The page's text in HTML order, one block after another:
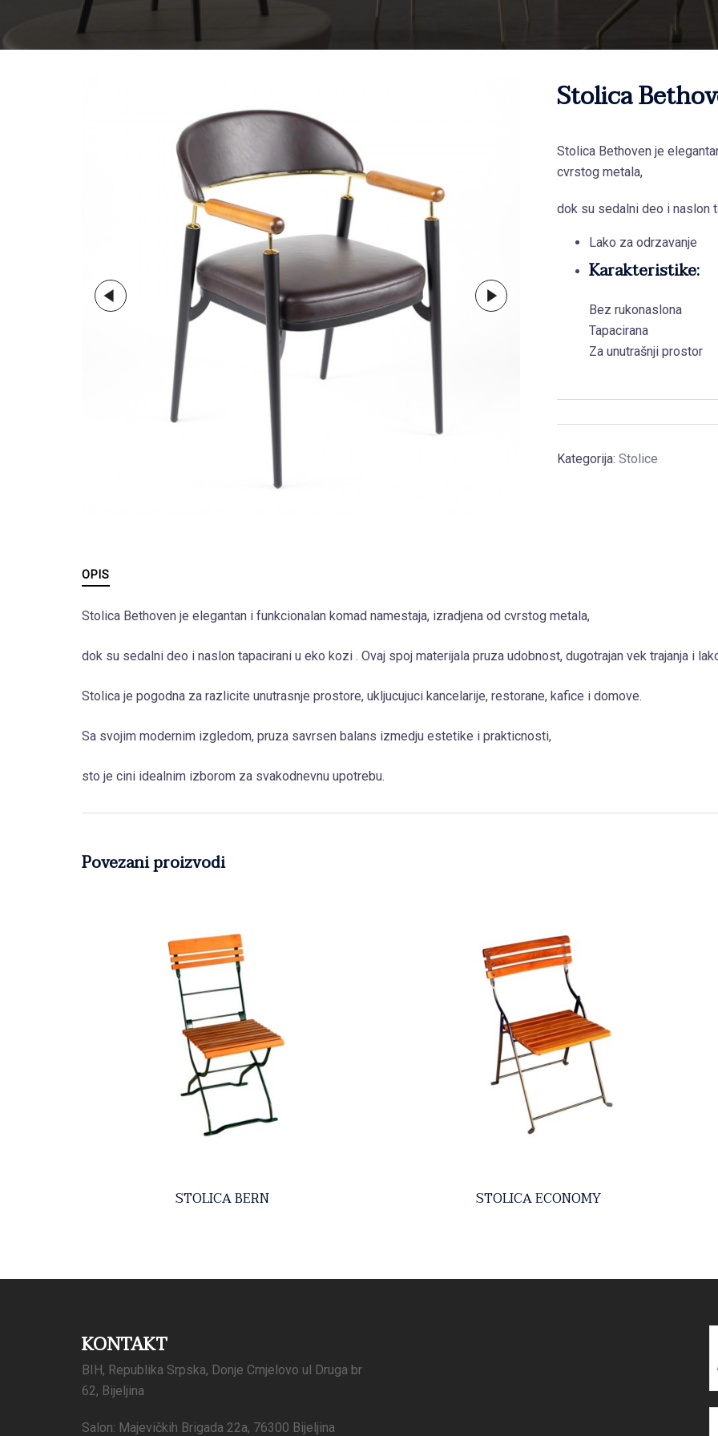
Stolica
Stolica Bethoven je
cvrstog metala,
dok su sedalni deo i naslon
Lako za odrzavanje
Karakteristike:
Bez rukonaslona
Tapacirana
Za unutrašnji prostor
Kategorija: Stolice
OPIS
Stolica Bethoven je elegantan i funkcionalan komad namestaja, izradjena od cvrstog metala,
dok su sedalni deo i naslon tapacirani u eko kozi . Ovaj spoj materijala pruza udobnost, dugotrajan vek trajanja i
Stolica je pogodna za razlicite unutrasnje prostore, ukljucujuci kancelarije, restorane, kafice i domove.
Sa svojim modernim izgledom, pruza savrsen balans izmedju estetike i prakticnosti,
sto je cini idealnim izborom za svakodnevnu upotrebu.
Povezani proizvodi
STOLICA BERN STOLICA ECONOMY
KONTAKT
BIH, Republika Srpska, Donje Crnjelovo ul Druga br
62, Bijeljina
Salon: Majevičkih Brigada 22a, 76300 Bijeljina